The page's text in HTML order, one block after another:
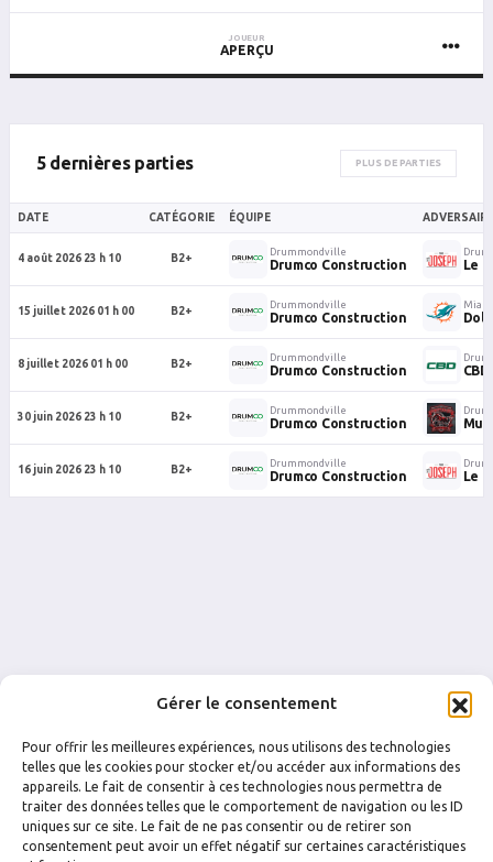
Gérer le consentement
Pour offrir les meilleures expériences, nous utilisons des technologies
telles que les cookies pour stocker et/ou accéder aux informations des
appareils. Le fait de consentir à ces technologies nous permettra de
traiter des données telles que le comportement de navigation ou les ID
uniques sur ce site. Le fait de ne pas consentir ou de retirer son
consentement peut avoir un effet négatif sur certaines caractéristiques
JOUEUR
APERÇU
5 dernières parties PLUS DE PARTIES
DATE CATÉGORIE ÉQUIPE ADVERSAIRE
4 août 2026 23 h 10 B2+
Drummondville
Drumco Construction Le
15 juillet 2026 01 h 00 B2+
Drummondville
Drumco Construction
8 juillet 2026 01 h 00 B2+
Drummondville
Drumco Construction CBD
30 juin 2026 23 h 10 B2+
Drummondville
Drumco Construction
16 juin 2026 23 h 10 B2+
Drummondville
Drumco Construction Le
FACEBOOK INSTAGRAM